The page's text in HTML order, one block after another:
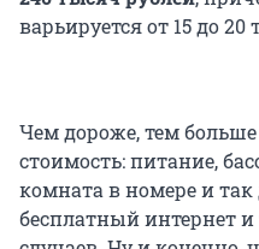
варьируется от 15 до
Чем дороже, тем
стоимость: питание,
комната в номере и так
бесплатный интернет и